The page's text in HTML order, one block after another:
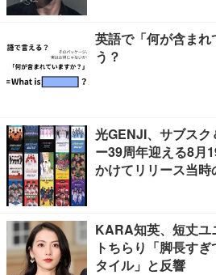
英語で「何が含ま
う？
光GENJI、サブス
ー39周年迎える8月
かけてリリース当
KARA知英、短丈ユ
トちらり「脚長す
タイル」と反響